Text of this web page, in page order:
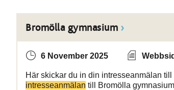
Bromölla gymnasium
6 November 2025
Här skickar du in din intresseanmälan
intresseanmälan till Bromölla